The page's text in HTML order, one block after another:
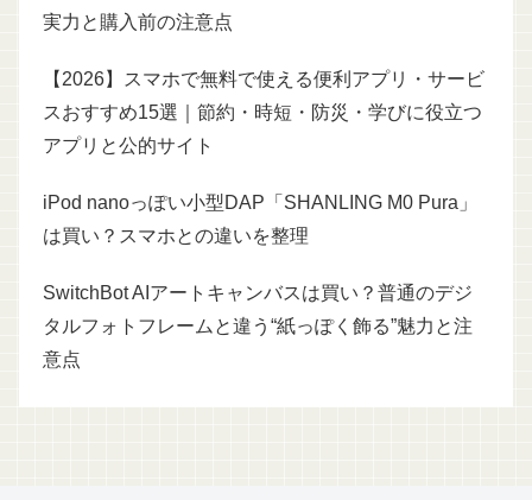
実力と購入前の注意点
【2026】スマホで無料で使える便利アプリ・サービ
スおすすめ15選｜節約・時短・防災・学びに役立つ
アプリと公的サイト
iPod nanoっぽい小型DAP「SHANLING M0 Pura」
は買い？スマホとの違いを整理
SwitchBot AIアートキャンバスは買い？普通のデジ
タルフォトフレームと違う“紙っぽく飾る”魅力と注
意点